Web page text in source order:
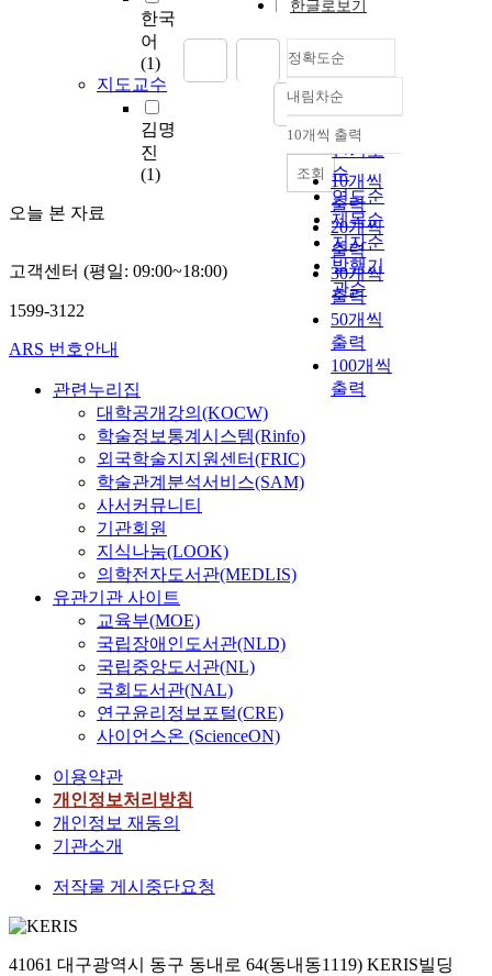
한국
어
(1)
지도교수
김명
진
(1)
오늘 본 자료
한글로보기
정확도순
정확도
순
인기도
순
연도순
제목순
저자순
발행기
관순
내림차순
내림차순
10개씩 출력
10개씩
출력
20개씩
출력
30개씩
출력
50개씩
출력
100개씩
출력
조회
고객센터 (평일: 09:00~18:00)
1599-3122
ARS 번호안내
관련누리집
대학공개강의(KOCW)
학술정보통계시스템(Rinfo)
외국학술지지원센터(FRIC)
학술관계분석서비스(SAM)
사서커뮤니티
기관회원
지식나눔(LOOK)
의학전자도서관(MEDLIS)
유관기관 사이트
교육부(MOE)
국립장애인도서관(NLD)
국립중앙도서관(NL)
국회도서관(NAL)
연구윤리정보포털(CRE)
사이언스온 (ScienceON)
이용약관
개인정보처리방침
개인정보 재동의
기관소개
저작물 게시중단요청
41061 대구광역시 동구 동내로 64(동내동1119) KERIS빌딩